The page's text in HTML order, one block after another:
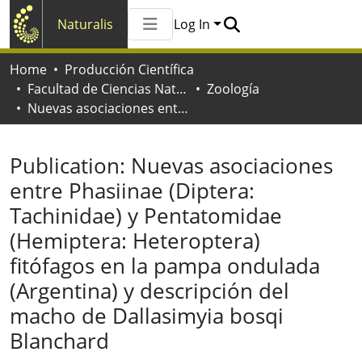
Naturalis
All of Naturalis
Log In
Home
Producción Científica
Facultad de Ciencias Naturales y Museo
Zoología
Nuevas asociaciones entre Phasiinae (Diptera: Tachinidae) y Pentatomidae (Hemiptera: Heteroptera) fitófagos en la pampa ondulada (Argentina) y descripción del macho de Dallasimyia bosqi Blanchard
Publication: Nuevas asociaciones
entre Phasiinae (Diptera:
Tachinidae) y Pentatomidae
(Hemiptera: Heteroptera)
fitófagos en la pampa ondulada
(Argentina) y descripción del
macho de Dallasimyia bosqi
Blanchard